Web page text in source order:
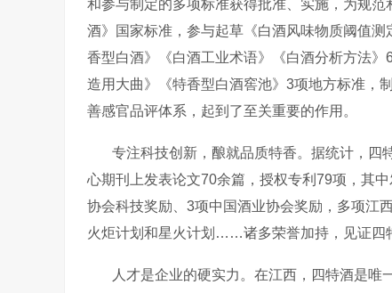
和参与制定的多项标准获得批准、实施，为规
酒》国家标准，参与起草《白酒风味物质阈值
香型白酒》《白酒工业术语》《白酒分析方法》
造用大曲》《特香型白酒窖池》 3项地方标准，
善感官品评体系，起到了至关重要的作用。
专注科技创新，酿就品质特香。据统计，四
心期刊上发表论文70余篇，授权专利 79项，其中
协会科技奖励、 3项中国酒业协会奖励，多项江
火炬计划和星火计划……诸多荣誉加持，见证四
人才是企业的硬实力。在江西，四特酒是唯